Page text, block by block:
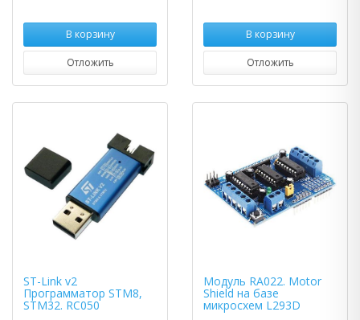
В корзину
Отложить
В корзину
Отложить
ST-Link v2
Программатор STM8,
STM32. RC050
Модуль RA022. Motor
Shield на базе
микросхем L293D